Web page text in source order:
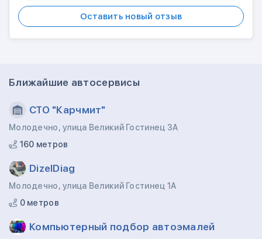
Оставить новый отзыв
Ближайшие автосервисы
СТО "Карчмит"
Молодечно, улица Великий Гостинец 3А
160 метров
DizelDiag
Молодечно, улица Великий Гостинец 1А
0 метров
Компьютерный подбор автоэмалей